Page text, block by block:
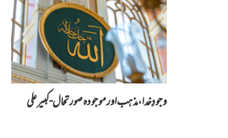
وجودِ خدا، مذہب اور موجودہ صورتحال- کبیر علی